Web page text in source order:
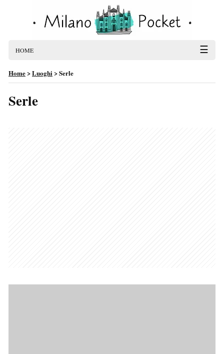
HOME ☰
Home>Luoghi>Serle
Serle